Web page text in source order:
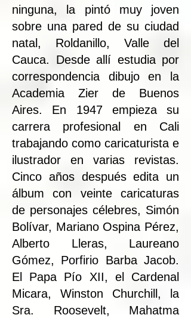
ninguna, la pintó muy joven
sobre una pared de su ciudad
natal, Roldanillo, Valle del
Cauca. Desde allí estudia por
correspondencia dibujo en la
Academia Zier de Buenos
Aires. En 1947 empieza su
carrera profesional en Cali
trabajando como caricaturista e
ilustrador en varias revistas.
Cinco años después edita un
álbum con veinte caricaturas
de personajes célebres, Simón
Bolívar, Mariano Ospina Pérez,
Alberto Lleras, Laureano
Gómez, Porfirio Barba Jacob.
El Papa Pío XII, el Cardenal
Micara, Winston Churchill, la
Sra. Roosevelt, Mahatma